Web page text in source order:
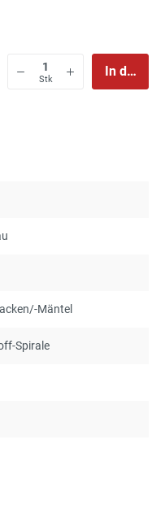
Stk
In den
Mäntel
Spirale